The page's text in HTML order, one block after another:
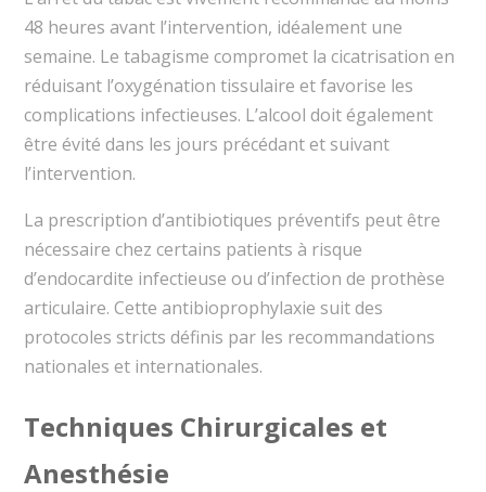
48 heures avant l’intervention, idéalement une
semaine. Le tabagisme compromet la cicatrisation en
réduisant l’oxygénation tissulaire et favorise les
complications infectieuses. L’alcool doit également
être évité dans les jours précédant et suivant
l’intervention.
La prescription d’antibiotiques préventifs peut être
nécessaire chez certains patients à risque
d’endocardite infectieuse ou d’infection de prothèse
articulaire. Cette antibioprophylaxie suit des
protocoles stricts définis par les recommandations
nationales et internationales.
Techniques Chirurgicales et
Anesthésie